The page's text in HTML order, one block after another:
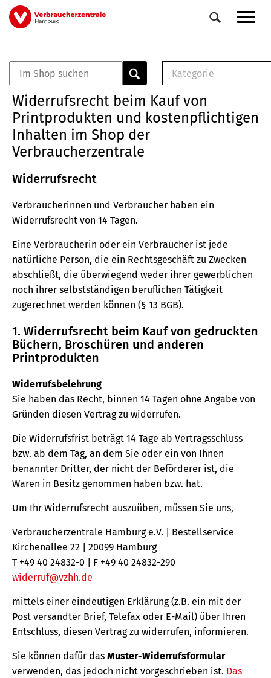
Direkt
zum
Veranstaltungen
0
Elemente
Kategorie
Musterbrief (RTF)
E-Broschüre
Widerrufsrecht beim Kauf von
Printprodukten und kostenpflichtigen
Inhalten im Shop der
Verbraucherzentrale
Widerrufsrecht
Verbraucherinnen und Verbraucher haben ein
Widerrufsrecht von 14 Tagen.
Eine Verbraucherin oder ein Verbraucher ist jede
natürliche Person, die ein Rechtsgeschäft zu Zwecken
abschließt, die überwiegend weder ihrer gewerblichen
noch ihrer selbstständigen beruflichen Tätigkeit
zugerechnet werden können (§ 13 BGB).
1. Widerrufsrecht beim Kauf von gedruckten
Büchern, Broschüren und anderen
Printprodukten
Widerrufsbelehrung
Sie haben das Recht, binnen 14 Tagen ohne Angabe von
Gründen diesen Vertrag zu widerrufen.
Die Widerrufsfrist beträgt 14 Tage ab Vertragsschluss
bzw. ab dem Tag, an dem Sie oder ein von Ihnen
benannter Dritter, der nicht der Beförderer ist, die
Waren in Besitz genommen haben bzw. hat.
Um Ihr Widerrufsrecht auszuüben, müssen Sie uns,
Verbraucherzentrale Hamburg e.V. | Bestellservice
Kirchenallee 22 | 20099 Hamburg
T +49 40 24832-0 | F +49 40 24832-290
widerruf@vzhh.de
mittels einer eindeutigen Erklärung (z.B. ein mit der
Post versandter Brief, Telefax oder E-Mail) über Ihren
Entschluss, diesen Vertrag zu widerrufen, informieren.
Sie können dafür das Muster-Widerrufsformular
verwenden, das jedoch nicht vorgeschrieben ist. Das